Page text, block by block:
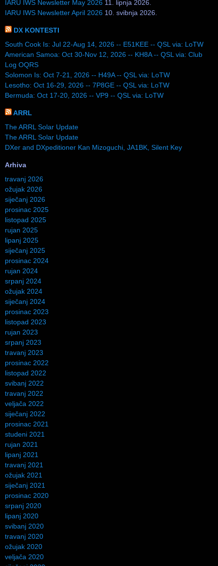
IARU IWS Newsletter May 2026 11. lipnja 2026.
IARU IWS Newsletter April 2026 10. svibnja 2026.
DX KONTESTI
South Cook Is: Jul 22-Aug 14, 2026 -- E51KEE -- QSL via: LoTW
American Samoa: Oct 30-Nov 12, 2026 -- KH8A -- QSL via: Club
Log OQRS
Solomon Is: Oct 7-21, 2026 -- H49A -- QSL via: LoTW
Lesotho: Oct 16-29, 2026 -- 7P8GE -- QSL via: LoTW
Bermuda: Oct 17-20, 2026 -- VP9 -- QSL via: LoTW
ARRL
The ARRL Solar Update
The ARRL Solar Update
DXer and DXpeditioner Kan Mizoguchi, JA1BK, Silent Key
Arhiva
travanj 2026
ožujak 2026
siječanj 2026
prosinac 2025
listopad 2025
rujan 2025
lipanj 2025
siječanj 2025
prosinac 2024
rujan 2024
srpanj 2024
ožujak 2024
siječanj 2024
prosinac 2023
listopad 2023
rujan 2023
srpanj 2023
travanj 2023
prosinac 2022
listopad 2022
svibanj 2022
travanj 2022
veljača 2022
siječanj 2022
prosinac 2021
studeni 2021
rujan 2021
lipanj 2021
travanj 2021
ožujak 2021
siječanj 2021
prosinac 2020
srpanj 2020
lipanj 2020
svibanj 2020
travanj 2020
ožujak 2020
veljača 2020